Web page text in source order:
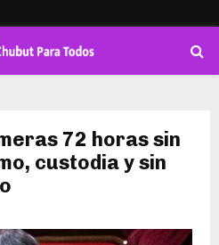
72 horas sin
custodia y sin